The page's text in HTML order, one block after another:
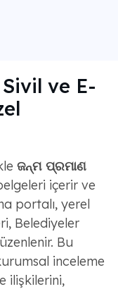
ve E-
ଜନ୍ମ ପ୍ରମାଣ
içerir ve
portalı, yerel
Belediyeler
Bu
inceleme
ilişkilerini,